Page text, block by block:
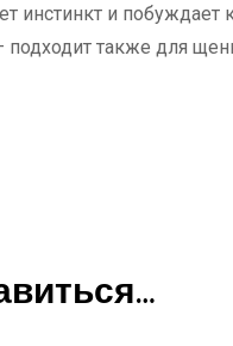
инстинкт и побуждает
подходит также для